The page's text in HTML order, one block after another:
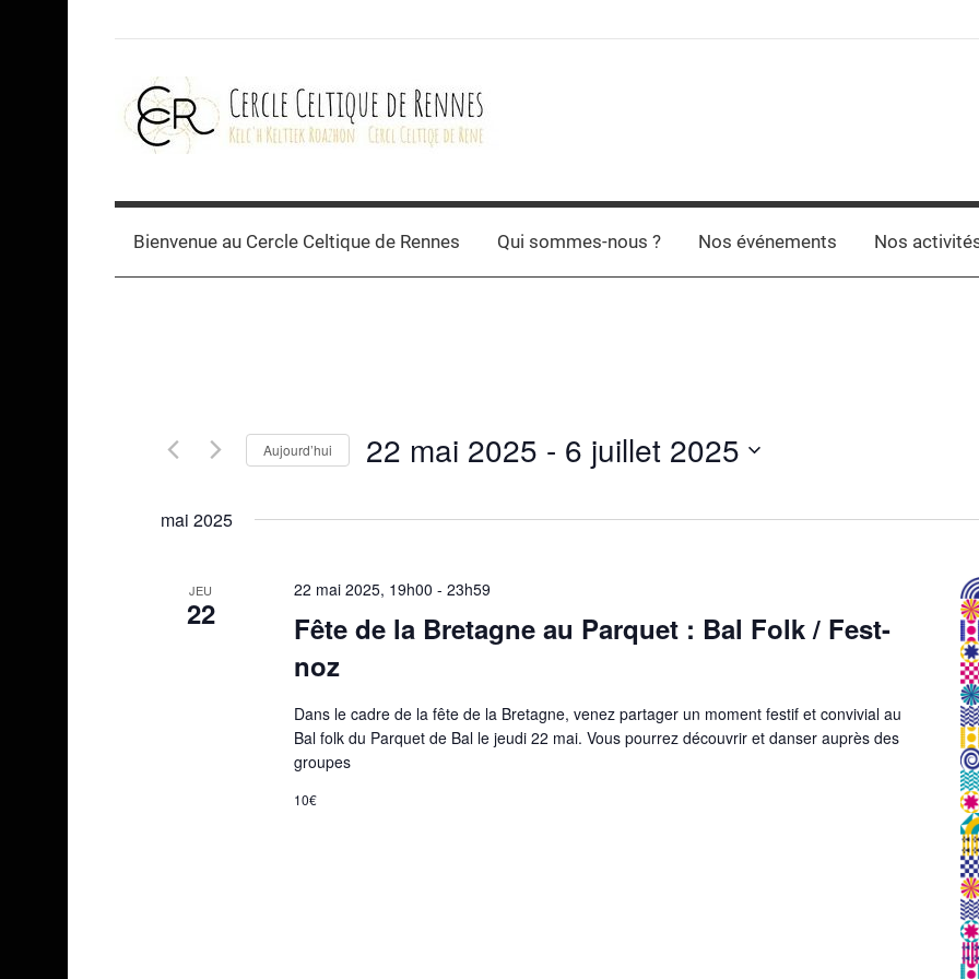
Cercle
celtique
Bienvenue au Cercle Celtique de Rennes Qui sommes-nous ? Nos événements Nos
Aujourd’hui 22 mai 2025 - 6 juillet 2025
une
mai 2025
JEU
22
22 mai 2025, 19h00 - 23h59
Fête de la Bretagne au Parquet : Bal Folk / Fest-
noz
Dans le cadre de la fête de la Bretagne, venez partager un moment festif et convivial au
Bal folk du Parquet de Bal le jeudi 22 mai. Vous pourrez découvrir et danser auprès des
groupes
10€